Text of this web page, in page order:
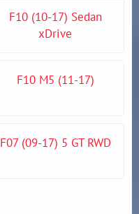
F10 (10-17) Sedan
xDrive
F10 M5 (11-17)
F07 (09-17) 5 GT RWD